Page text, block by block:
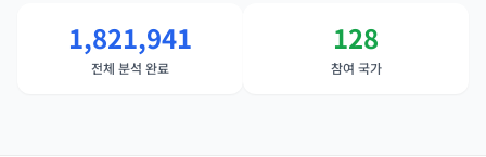
1,821,941
전체 분석 완료
128
참여 국가